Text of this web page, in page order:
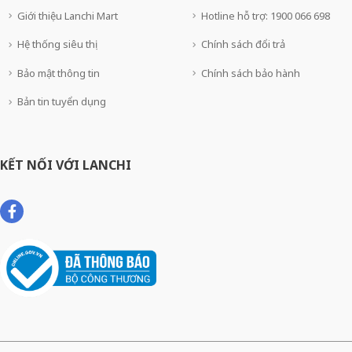
Giới thiệu Lanchi Mart
Hệ thống siêu thị
Bảo mật thông tin
Bản tin tuyển dụng
Hotline hỗ trợ: 1900 066 698
Chính sách đổi trả
Chính sách bảo hành
KẾT NỐI VỚI LANCHI